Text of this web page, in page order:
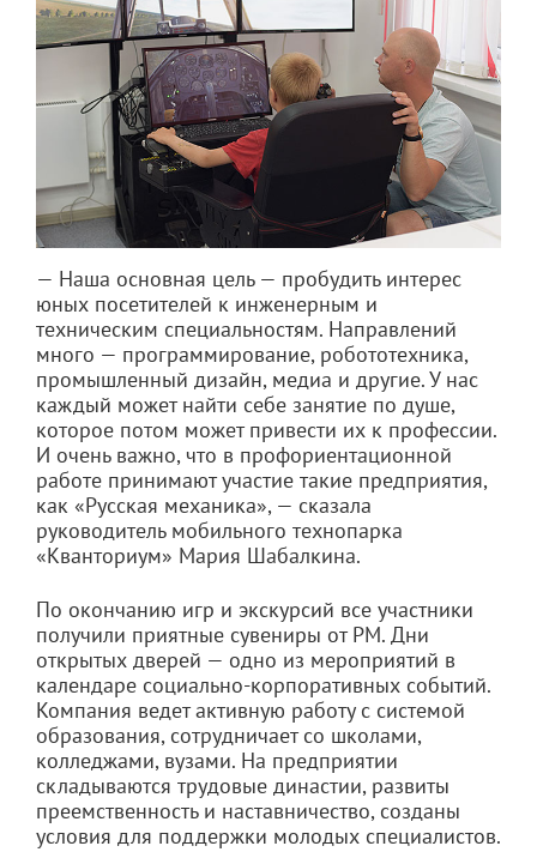
— Наша основная цель — пробудить интерес
юных посетителей к инженерным и
техническим специальностям. Направлений
много — программирование, робототехника,
промышленный дизайн, медиа и другие. У нас
каждый может найти себе занятие по душе,
которое потом может привести их к профессии.
И очень важно, что в профориентационной
работе принимают участие такие предприятия,
как «Русская механика», — сказала
руководитель мобильного технопарка
«Кванториум» Мария Шабалкина.
По окончанию игр и экскурсий все участники
получили приятные сувениры от РМ. Дни
открытых дверей — одно из мероприятий в
календаре социально-корпоративных событий.
Компания ведет активную работу с системой
образования, сотрудничает со школами,
колледжами, вузами. На предприятии
складываются трудовые династии, развиты
преемственность и наставничество, созданы
условия для поддержки молодых специалистов.